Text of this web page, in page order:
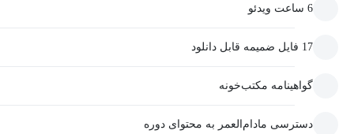
6 ساعت ویدئو
17 فایل ضمیمه قابل دانلود
گواهینامه مکتب‌خونه
دسترسی مادام‌العمر به محتوای دوره